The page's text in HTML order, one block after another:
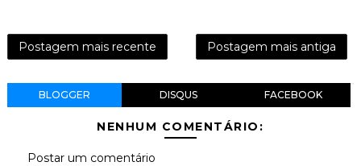
Postagem mais recente Postagem mais antiga
BLOGGER DISQUS FACEBOOK
NENHUM COMENTÁRIO:
Postar um comentário